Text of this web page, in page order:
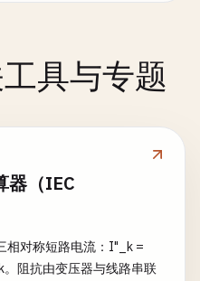
具与专题
器（IEC
相对称短路电流：I"_k =
。阻抗由变压器与线路串联